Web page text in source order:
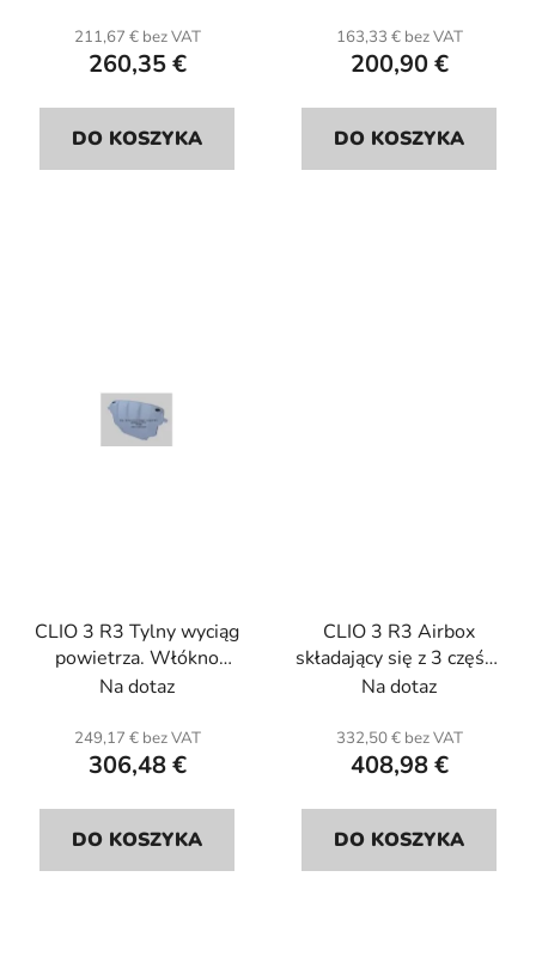
211,67 € bez VAT
260,35 €
DO KOSZYKA
163,33 € bez VAT
200,90 €
DO KOSZYKA
CLIO 3 R3 Tylny wyciąg
powietrza. Włókno
szklane.
Na dotaz
249,17 € bez VAT
306,48 €
DO KOSZYKA
CLIO 3 R3 Airbox
składający się z 3 części.
Włókno szklane. Model
Na dotaz
332,50 € bez VAT
408,98 €
DO KOSZYKA